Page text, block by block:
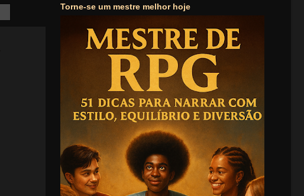
Torne-se um mestre melhor hoje